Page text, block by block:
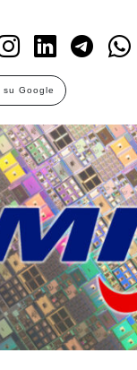
su Google